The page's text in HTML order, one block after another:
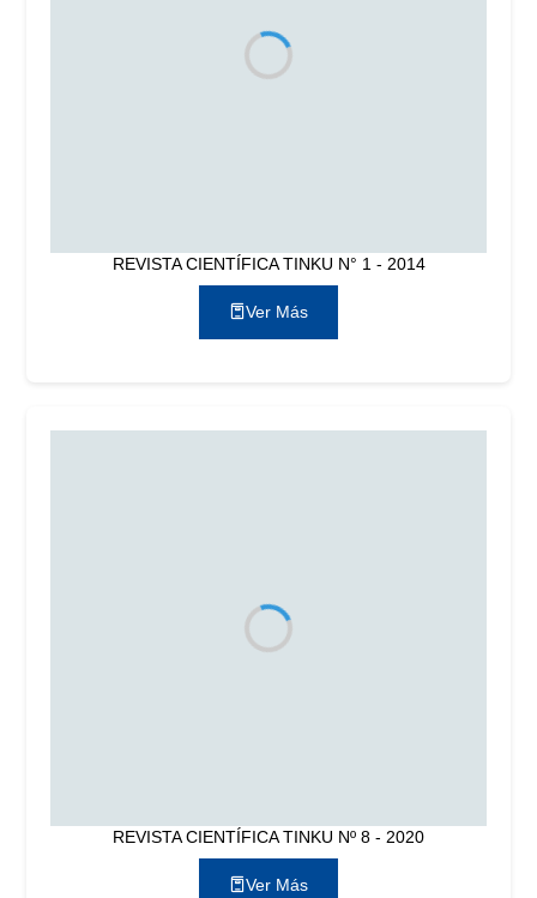
REVISTA CIENTÍFICA TINKU N° 1 - 2014
Ver Más
REVISTA CIENTÍFICA TINKU Nº 8 - 2020
Ver Más